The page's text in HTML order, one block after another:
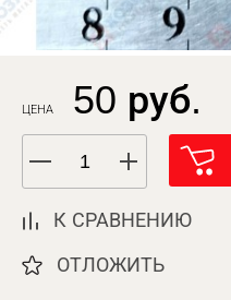
ЦЕНА 50 руб.
К СРАВНЕНИЮ
ОТЛОЖИТЬ